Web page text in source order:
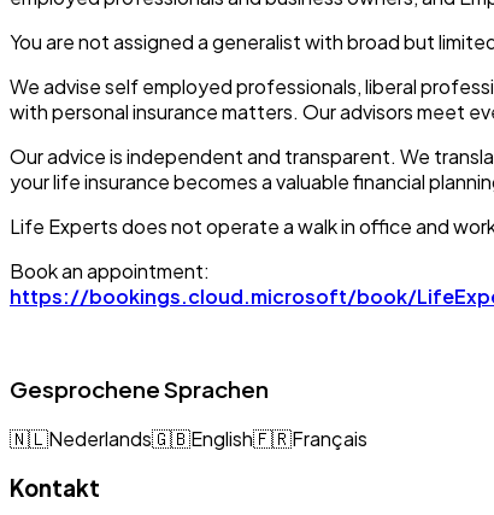
You are not assigned a generalist with broad but
We advise self employed professionals, liberal
with personal insurance matters. Our advisors meet
Our advice is independent and transparent. We
your life insurance becomes a valuable financial
Life Experts does not operate a walk in office and
Book an appointment:
https://bookings.cloud.microsoft/book/
Gesprochene Sprachen
🇳🇱Nederlands🇬🇧English🇫🇷Français
Kontakt